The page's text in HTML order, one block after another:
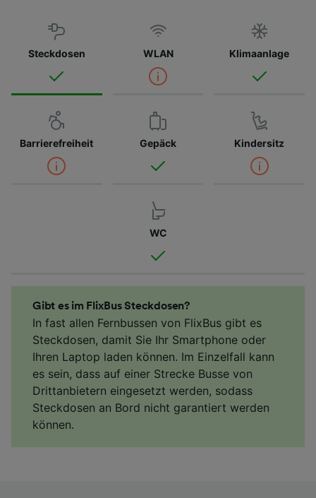
Steckdosen WLAN Klimaanlage
Barrierefreiheit Gepäck Kindersitz
WC
Gibt es im FlixBus Steckdosen?
In fast allen Fernbussen von FlixBus gibt es
Steckdosen, damit Sie Ihr Smartphone oder
Ihren Laptop laden können. Im Einzelfall kann
es sein, dass auf einer Strecke Busse von
Drittanbietern eingesetzt werden, sodass
Steckdosen an Bord nicht garantiert werden
können.